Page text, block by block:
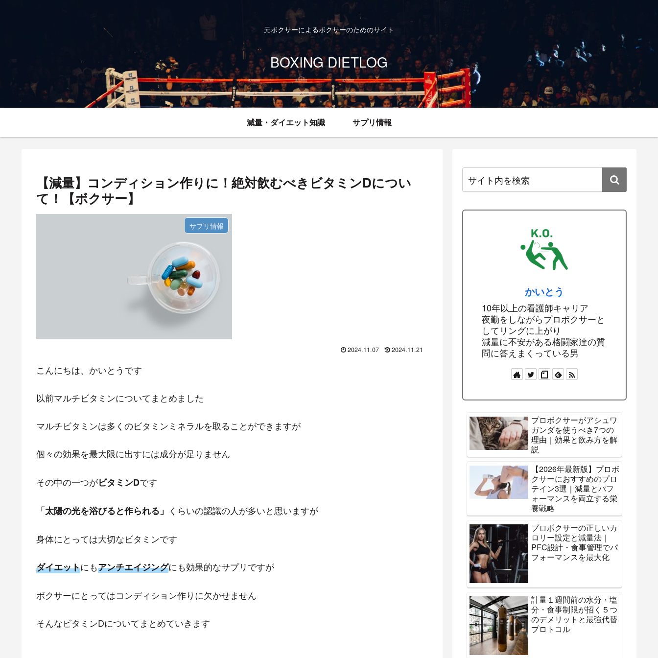
元ボクサーによるボクサーのためのサイト
BOXING DIETLOG
減量・ダイエット知識 サプリ情報
【減量】コンディション作りに！絶対飲むべきビタミンDについ
て！【ボクサー】
サプリ情報
2024.11.07 2024.11.21
こんにちは、かいとうです
以前マルチビタミンについてまとめました
マルチビタミンは多くのビタミンミネラルを取ることができますが
個々の効果を最大限に出すには成分が足りません
その中の一つがビタミンDです
「太陽の光を浴びると作られる」 くらいの認識の人が多いと思いますが
身体にとっては大切なビタミンです
ダイエットにもアンチエイジングにも効果的なサプリですが
ボクサーにとってはコンディション作りに欠かせません
そんなビタミンDについてまとめていきます
かいとう
10年以上の看護師キャリア
夜勤をしながらプロボクサーと
してリングに上がり
減量に不安がある格闘家達の質
問に答えまくっている男
プロボクサーがアシュワ
ガンダを使うべき7つの
理由｜効果と飲み方を解
説
【2026年最新版】プロボ
クサーにおすすめのプロ
テイン3選｜減量とパフ
ォーマンスを両立する栄
養戦略
プロボクサーの正しいカ
ロリー設定と減量法｜
PFC設計・食事管理でパ
フォーマンスを最大化
計量１週間前の水分・塩
分・食事制限が招く５つ
のデメリットと最強代替
プロトコル